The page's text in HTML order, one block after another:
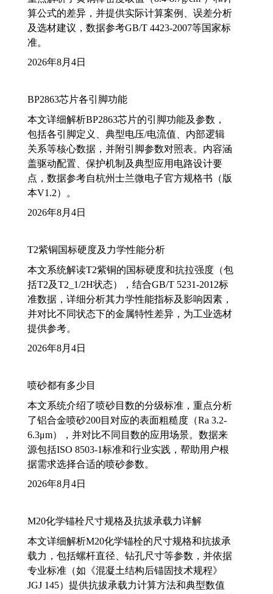
算公式的差异，并提供实际计算案例、误差分析
及选材建议，数据参考GB/T 4423-2007等国家标
准。
2026年8月4日
BP2863芯片各引脚功能
本文详细解析BP2863芯片的引脚功能及参数，
包括各引脚定义、典型电压/电流值、内部逻辑
关系等核心数据，并附引脚参数对照表。内容涵
盖驱动配置、保护机制及典型应用电路设计要
点，数据参考自杭州士兰微电子官方规格书（版
本V1.2）。
2026年8月4日
T2紫铜国标硬度及力学性能分析
本文系统解读T2紫铜的国标硬度和抗拉强度（包
括T2及T2_1/2H状态），结合GB/T 5231-2012标
准数据，详细分析其力学性能指标及影响因素，
并对比不同状态下的金属特性差异，为工业选材
提供参考。
2026年8月4日
喷砂都有多少目
本文系统介绍了喷砂目数的分级标准，重点分析
了铝合金喷砂200目对应的表面粗糙度（Ra 3.2-
6.3μm），并对比不同目数的应用场景。数据来
源包括ISO 8503-1标准和行业实践，帮助用户根
据需求选择合适的喷砂参数。
2026年8月4日
M20化学锚栓尺寸规格及抗拔承载力详解
本文详细解析M20化学锚栓的尺寸规格和抗拔承
载力，包括螺杆直径、钻孔尺寸等参数，并依据
专业标准（如《混凝土结构后锚固技术规程》
JGJ 145）提供抗拔承载力计算方法和典型数值